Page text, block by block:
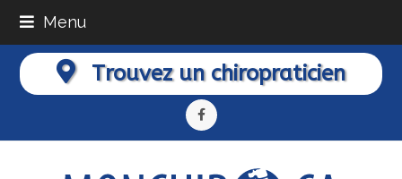
Menu
Trouvez un chiropraticien
Facebook